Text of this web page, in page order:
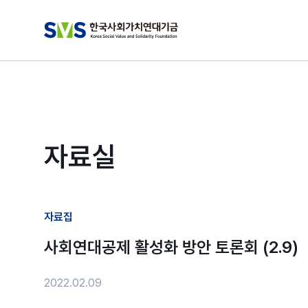
자료실
자료집
사회연대공제 활성화 방안 토론회 (2.9)
2022.02.09